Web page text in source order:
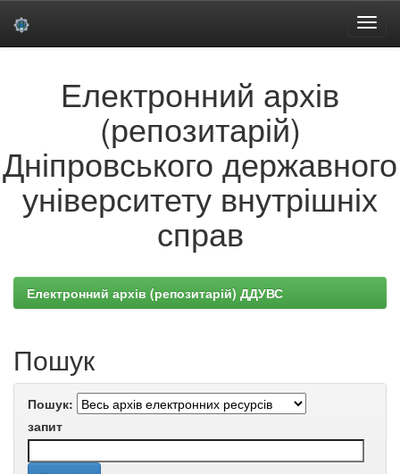
Електронний архів
(репозитарій)
Дніпровського державного
університету внутрішніх
справ
Електронний архів (репозитарій) ДДУВС
Пошук
Пошук:
запит